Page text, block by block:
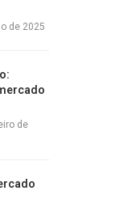
de 2025
de